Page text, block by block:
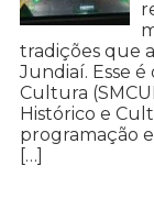
tradições que
Jundiaí. Esse
Cultura
Histórico e
programação
[…]